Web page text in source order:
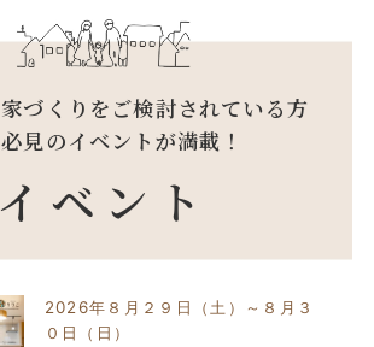
家づくりをご検討されている方
必見のイベントが満載！
イベント
2026年８月２９日（土）～８月３
０日（日）